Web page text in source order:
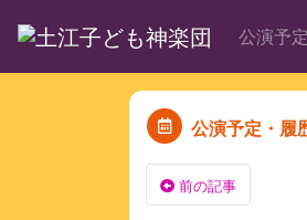
公演予
公演予定・履
前の記事